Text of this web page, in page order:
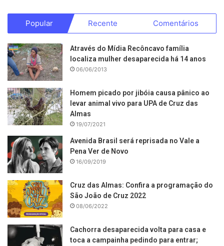
Popular Recente Comentários
Através do Mídia Recôncavo família
localiza mulher desaparecida há 14 anos
06/06/2013
Homem picado por jibóia causa pânico ao
levar animal vivo para UPA de Cruz das
Almas
19/07/2021
Avenida Brasil será reprisada no Vale a
Pena Ver de Novo
16/09/2019
Cruz das Almas: Confira a programação do
São João de Cruz 2022
08/06/2022
Cachorra desaparecida volta para casa e
toca a campainha pedindo para entrar;